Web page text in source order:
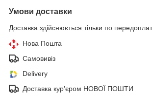
Умови доставки
Доставка здійснюється тільки по
Нова Пошта
Самовивіз
Delivery
Доставка кур'єром НОВОЇ ПОШТИ